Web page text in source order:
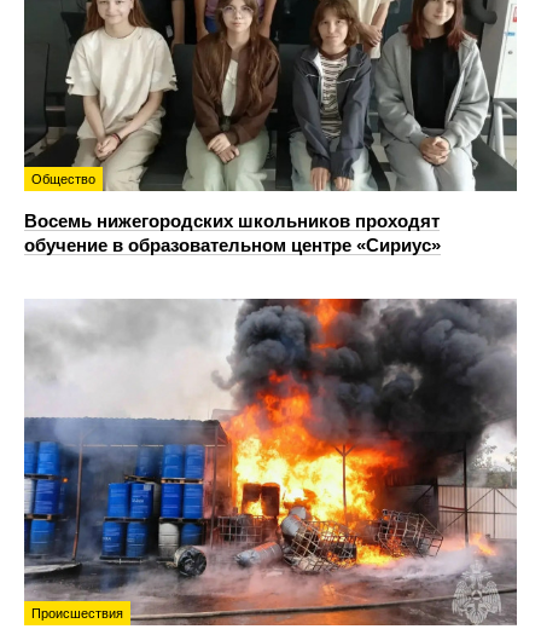
Общество
Восемь нижегородских школьников проходят
обучение в образовательном центре «Сириус»
Происшествия